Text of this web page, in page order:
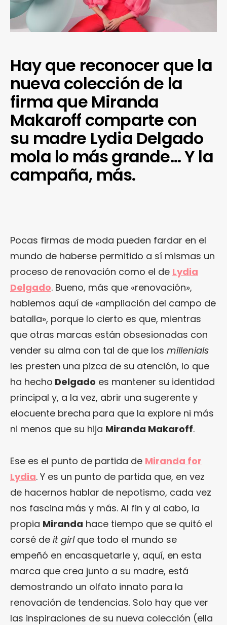
Hay que reconocer que la
nueva colección de la
firma que Miranda
Makaroff comparte con
su madre Lydia Delgado
mola lo más grande… Y la
campaña, más.
Pocas firmas de moda pueden fardar en el
mundo de haberse permitido a sí mismas un
proceso de renovación como el de Lydia
Delgado. Bueno, más que «renovación»,
hablemos aquí de «ampliación del campo de
batalla», porque lo cierto es que, mientras
que otras marcas están obsesionadas con
vender su alma con tal de que los millenials
les presten una pizca de su atención, lo que
ha hecho Delgado es mantener su identidad
principal y, a la vez, abrir una sugerente y
elocuente brecha para que la explore ni más
ni menos que su hija Miranda Makaroff.
Ese es el punto de partida de Miranda for
Lydia. Y es un punto de partida que, en vez
de hacernos hablar de nepotismo, cada vez
nos fascina más y más. Al fin y al cabo, la
propia Miranda hace tiempo que se quitó el
corsé de it girlque todo el mundo se
empeñó en encasquetarle y, aquí, en esta
marca que crea junto a su madre, está
demostrando un olfato innato para la
renovación de tendencias. Solo hay que ver
las inspiraciones de su nueva colección (ella